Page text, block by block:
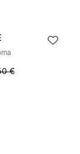
€